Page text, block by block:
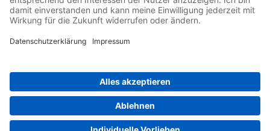
Follow us on...
Home Impressum Privacy Cookie Choices